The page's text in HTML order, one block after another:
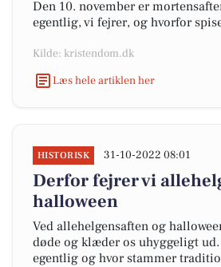
Den 10. november er
egentlig, vi fejrer, og hvorfor
Kilde: kristendom.dk
Læs hele artiklen her
HISTORISK 31-10-2022 08:01
Derfor fejrer vi
halloween
Ved allehelgensaften og
døde og klæder os uhyggeligt
egentlig og hvor stammer